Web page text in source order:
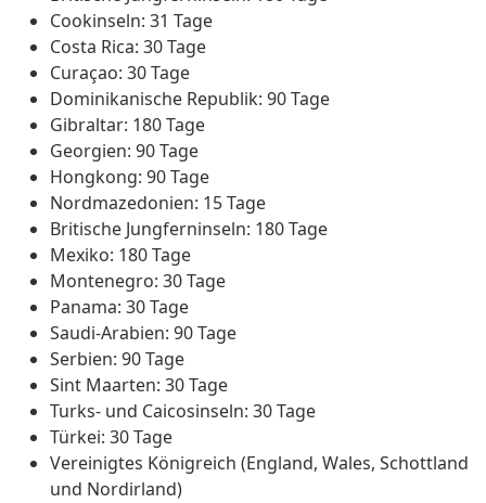
Cookinseln: 31 Tage
Costa Rica: 30 Tage
Curaçao: 30 Tage
Dominikanische Republik: 90 Tage
Gibraltar: 180 Tage
Georgien: 90 Tage
Hongkong: 90 Tage
Nordmazedonien: 15 Tage
Britische Jungferninseln: 180 Tage
Mexiko: 180 Tage
Montenegro: 30 Tage
Panama: 30 Tage
Saudi-Arabien: 90 Tage
Serbien: 90 Tage
Sint Maarten: 30 Tage
Turks- und Caicosinseln: 30 Tage
Türkei: 30 Tage
Vereinigtes Königreich (England, Wales, Schottland
und Nordirland)